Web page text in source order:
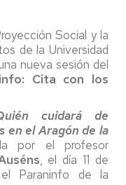
Social y la
de la Universidad
nueva sesión del
Cita con los
cuidará de
en el Aragón de la
por el profesor
, el día 11 de
Paraninfo de la